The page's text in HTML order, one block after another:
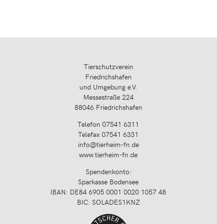
Tierschutzverein
Friedrichshafen
und Umgebung e.V.
Messestraße 224
88046 Friedrichshafen
Telefon 07541 6311
Telefax 07541 6331
info@tierheim-fn.de
www.tierheim-fn.de
Spendenkonto:
Sparkasse Bodensee
IBAN: DE84 6905 0001 0020 1057 48
BIC: SOLADES1KNZ